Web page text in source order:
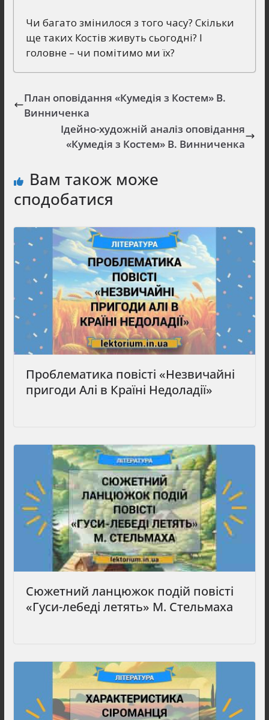
Чи багато змінилося з того часу? Скільки
ще таких Костів живуть сьогодні? І
головне – чи помітимо ми їх?
План оповідання «Кумедія з Костем» В.
Винниченка
Ідейно-художній аналіз оповідання
«Кумедія з Костем» В. Винниченка
Вам також може
сподобатися
Проблематика повісті «Незвичайні
пригоди Алі в Країні Недоладії»
Сюжетний ланцюжок подій повісті
«Гуси-лебеді летять» М. Стельмаха